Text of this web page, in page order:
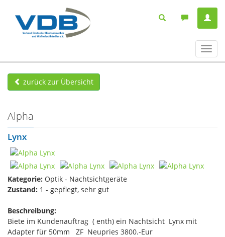
ein-/
zurück zur Übersicht
Alpha
Lynx
Kategorie: Optik - Nachtsichtgeräte
Zustand: 1 - gepflegt, sehr gut
Beschreibung:
Biete im Kundenauftrag ( enth) ein Nachtsicht Lynx mit
Adapter für 50mm ZF Neupries 3800.-Eur